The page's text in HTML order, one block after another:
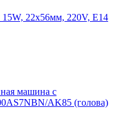
22х56мм, 220V, Е14
машина с
AK85 (голова)